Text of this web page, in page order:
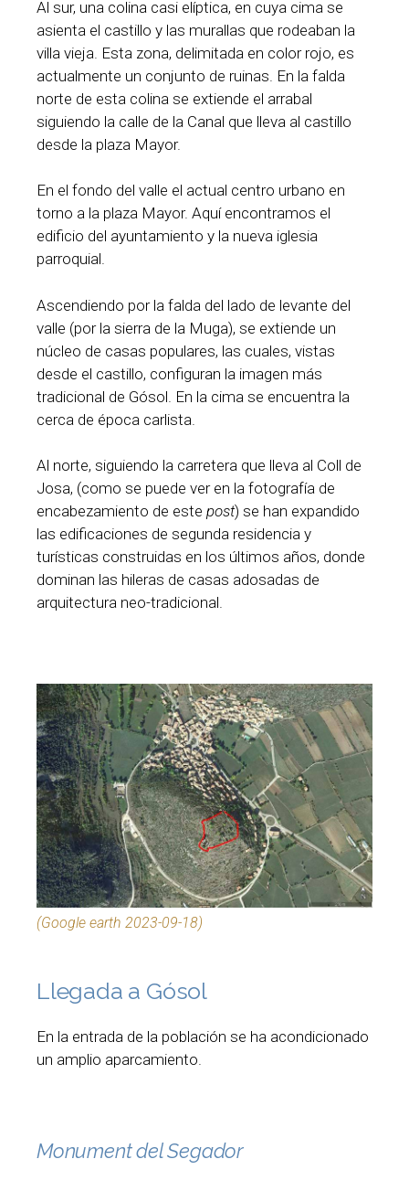
Al sur, una colina casi elíptica, en cuya cima se
asienta el castillo y las murallas que rodeaban la
villa vieja. Esta zona, delimitada en color rojo, es
actualmente un conjunto de ruinas. En la falda
norte de esta colina se extiende el arrabal
siguiendo la calle de la Canal que lleva al castillo
desde la plaza Mayor.
En el fondo del valle el actual centro urbano en
torno a la plaza Mayor. Aquí encontramos el
edificio del ayuntamiento y la nueva iglesia
parroquial.
Ascendiendo por la falda del lado de levante del
valle (por la sierra de la Muga), se extiende un
núcleo de casas populares, las cuales, vistas
desde el castillo, configuran la imagen más
tradicional de Gósol. En la cima se encuentra la
cerca de época carlista.
Al norte, siguiendo la carretera que lleva al Coll de
Josa, (como se puede ver en la fotografía de
encabezamiento de este post) se han expandido
las edificaciones de segunda residencia y
turísticas construidas en los últimos años, donde
dominan las hileras de casas adosadas de
arquitectura neo-tradicional.
(Google earth 2023-09-18)
Llegada a Gósol
En la entrada de la población se ha acondicionado
un amplio aparcamiento.
Monument del Segador